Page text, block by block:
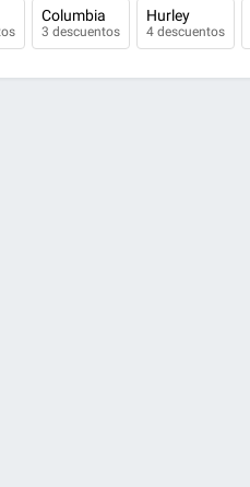
Columbia
3 descuentos
Hurley
4 descuentos